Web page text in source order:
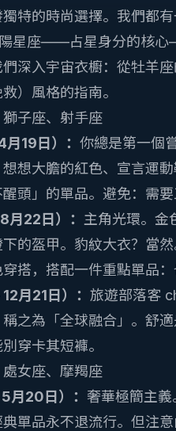
特的時尚選擇。我們都
星座——占星身分的核
深入宇宙衣櫥：從牡羊
）風格的指南。
子座、射手座
19日）： 你總是第一個
想大膽的紅色、宣言運
頭」的單品。避免：需
22日）： 主角光環。金
的盔甲。豹紋大衣？當
搭，搭配一件重點單品：
月21日）： 旅遊部落客
之為「全球融合」。舒
穿卡其短褲。
女座、摩羯座
月20日）： 奢華極簡主
單品永不退流行。但注